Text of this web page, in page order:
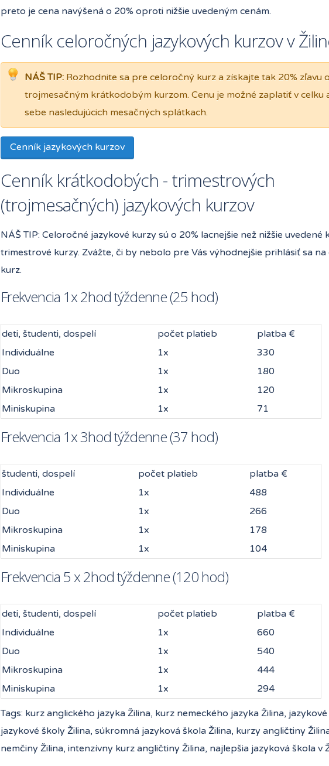
preto je cena navýšená o 20% oproti nižšie uvedeným cenám.
Cenník celoročných jazykových kurzov v
NÁŠ TIP: Rozhodnite sa pre celoročný kurz a získajte tak 20% zľavu
trojmesačným krátkodobým kurzom. Cenu je možné zaplatiť v celku
sebe nasledujúcich mesačných splátkach.
Cenník jazykových kurzov
Cenník krátkodobých - trimestrových
(trojmesačných) jazykových kurzov
NÁŠ TIP: Celoročné jazykové kurzy sú o 20% lacnejšie než nižšie
trimestrové kurzy. Zvážte, či by nebolo pre Vás výhodnejšie prihlásiť sa
kurz.
Frekvencia 1x 2hod týždenne (25 hod)
deti, študenti, dospelí počet platieb
platba €
Individuálne
1x
330
Duo
1x
180
Mikroskupina
1x
120
Miniskupina
1x 71
Frekvencia 1x 3hod týždenne (37 hod)
študenti, dospelí počet platieb
platba €
Individuálne
1x
488
Duo
1x
266
Mikroskupina
1x
178
Miniskupina
1x 104
Frekvencia 5 x 2hod týždenne (120 hod)
deti, študenti, dospelí počet platieb
platba €
Individuálne
1x
660
Duo
1x
540
Mikroskupina
1x
444
Miniskupina
1x 294
Tags: kurz anglického jazyka Žilina, kurz nemeckého jazyka Žilina,
jazykové školy Žilina, súkromná jazyková škola Žilina, kurzy angličtiny
nemčiny Žilina, intenzívny kurz angličtiny Žilina, najlepšia jazyková škola v